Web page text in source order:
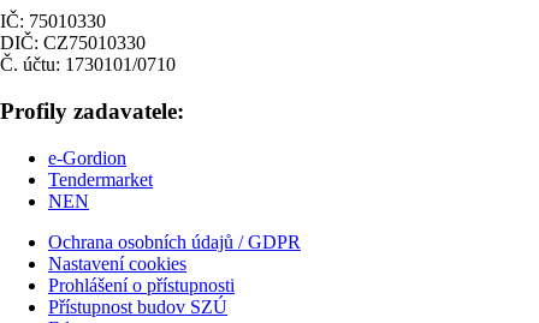
IČ: 75010330
DIČ: CZ75010330
Č. účtu: 1730101/0710
Profily zadavatele:
e-Gordion
Tendermarket
NEN
Ochrana osobních údajů / GDPR
Nastavení cookies
Prohlášení o přístupnosti
Přístupnost budov SZÚ